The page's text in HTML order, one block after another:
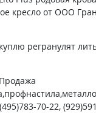
кресло от ООО
куплю регранулят
Продажа
70-22,